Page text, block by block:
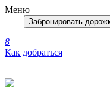
Меню
Забронировать
8
Как добраться